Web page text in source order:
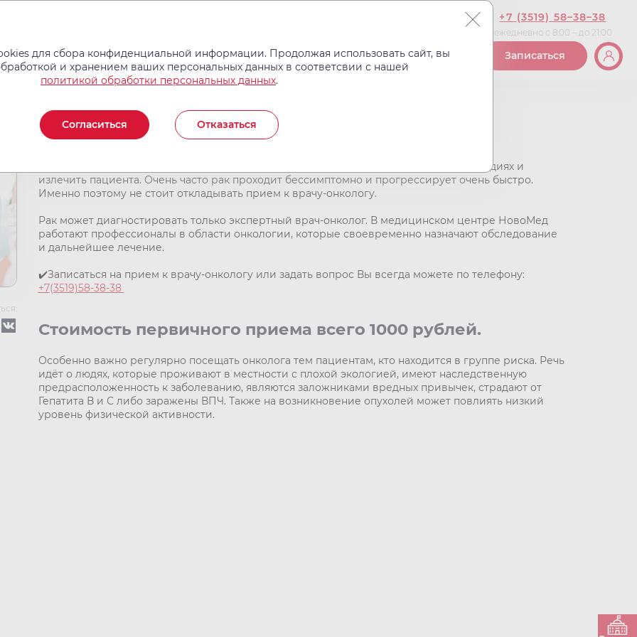
+7 (3519) 58–38–38
ежедневно с 8:00 – до 21:00
Записаться
Записаться на прием к онкологу
Ранняя диагностика позволяет выявить злокачественные опухоли еще на первых стадиях и
излечить пациента. Очень часто рак проходит бессимптомно и прогрессирует очень быстро.
Именно поэтому не стоит откладывать прием к врачу-онкологу.
Рак может диагностировать только экспертный врач-онколог. В медицинском центре НовоМед
работают профессионалы в области онкологии, которые своевременно назначают обследование
и дальнейшее лечение.
✔️Записаться на прием к врачу-онкологу или задать вопрос Вы всегда можете по телефону:
+7(3519)58-38-38
Стоимость первичного приема всего 1000 рублей.
Особенно важно регулярно посещать онколога тем пациентам, кто находится в группе риска. Речь
идёт о людях, которые проживают в местности с плохой экологией, имеют наследственную
предрасположенность к заболеванию, являются заложниками вредных привычек, страдают от
Гепатита В и С либо заражены ВПЧ. Также на возникновение опухолей может повлиять низкий
уровень физической активности.
для сбора конфиденциальной информации. Продолжая использовать сайт, вы
и хранением ваших персональных данных в соответсвии с нашей
политикой обработки персональных данных.
Согласиться Отказаться